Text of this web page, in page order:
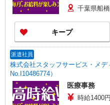
千葉県船
キープ
派遣社員
株式会社スタッフサービス・メ
No.I10486774）
医療事務
時給1400円